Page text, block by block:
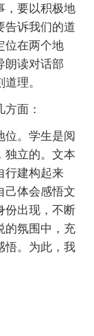
，要以积极地
告诉我们的道
位在两个地
朗读对话部
理。
面：
位。学生是阅
独立的。文本
行建构起来
己体会感悟文
份出现，不断
的氛围中，充
悟。为此，我